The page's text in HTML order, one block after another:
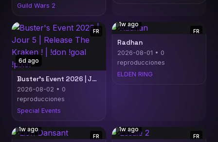
Guild Wars 2
6d ago
FR
Buster's Event 2026 | Jour 5 | Release The Kraken ! | !don !goal !pixel
2026-08-02 • 0
reproducciones
Special Events
1w ago
FR
Radhan
2026-08-01 • 0
reproducciones
ELDEN RING
1w ago
FR
1w ago
FR